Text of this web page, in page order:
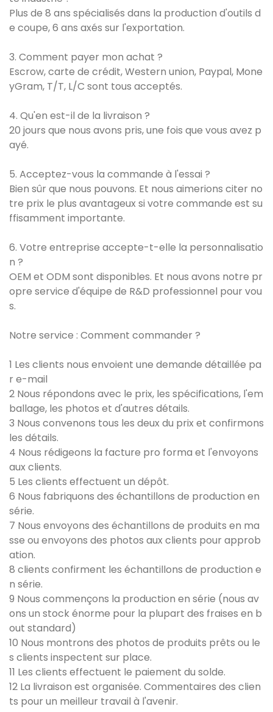
Plus de 8 ans spécialisés dans la production d'outils d
e coupe, 6 ans axés sur l'exportation.
3. Comment payer mon achat ?
Escrow, carte de crédit, Western union, Paypal, Mone
yGram, T/T, L/C sont tous acceptés.
4. Qu'en est-il de la livraison ?
20 jours que nous avons pris, une fois que vous avez p
ayé.
5. Acceptez-vous la commande à l'essai ?
Bien sûr que nous pouvons. Et nous aimerions citer no
tre prix le plus avantageux si votre commande est su
ffisamment importante.
6. Votre entreprise accepte-t-elle la personnalisatio
n ?
OEM et ODM sont disponibles. Et nous avons notre pr
opre service d'équipe de R&D professionnel pour vou
s.
Notre service : Comment commander ?
1 Les clients nous envoient une demande détaillée pa
r e-mail
2 Nous répondons avec le prix, les spécifications, l'em
ballage, les photos et d'autres détails.
3 Nous convenons tous les deux du prix et confirmons
les détails.
4 Nous rédigeons la facture pro forma et l'envoyons
aux clients.
5 Les clients effectuent un dépôt.
6 Nous fabriquons des échantillons de production en
série.
7 Nous envoyons des échantillons de produits en ma
sse ou envoyons des photos aux clients pour approb
ation.
8 clients confirment les échantillons de production e
n série.
9 Nous commençons la production en série (nous av
ons un stock énorme pour la plupart des fraises en b
out standard)
10 Nous montrons des photos de produits prêts ou le
s clients inspectent sur place.
11 Les clients effectuent le paiement du solde.
12 La livraison est organisée. Commentaires des clien
ts pour un meilleur travail à l'avenir.